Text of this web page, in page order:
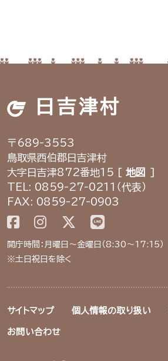
日吉津村
〒689-3553
鳥取県西伯郡日吉津村
大字日吉津872番地15 [ 地図
TEL: 0859-27-0211（代表）
FAX: 0859-27-0903
開庁時間：月曜日～金曜日（8:30～17:15）
※土日祝日を除く
サイトマップ 個人情報の取り扱い
お問い合わせ